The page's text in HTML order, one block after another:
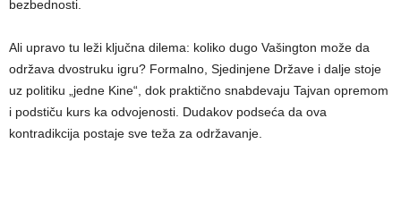
bezbednosti.
Ali upravo tu leži ključna dilema: koliko dugo Vašington može da
održava dvostruku igru? Formalno, Sjedinjene Države i dalje stoje
uz politiku „jedne Kine“, dok praktično snabdevaju Tajvan opremom
i podstiču kurs ka odvojenosti. Dudakov podseća da ova
kontradikcija postaje sve teža za održavanje.